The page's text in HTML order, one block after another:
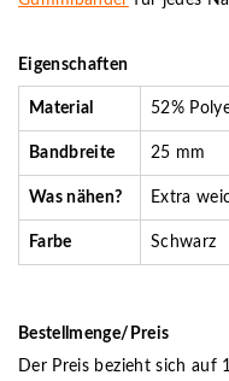
Eigenschaften
Material 52%
Bandbreite 25 mm
Was nähen? Extra
Farbe Schwarz
Bestellmenge/Preis
Der Preis bezieht sich auf